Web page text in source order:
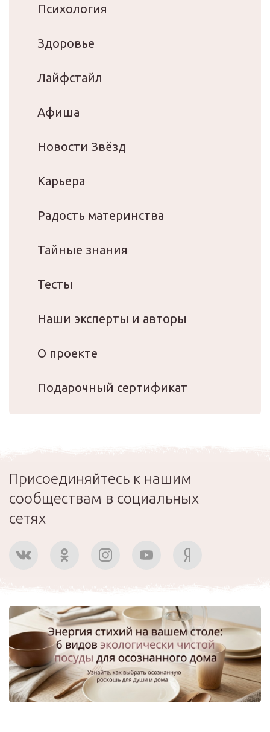
Психология
Здоровье
Лайфстайл
Афиша
Новости Звёзд
Карьера
Радость материнства
Тайные знания
Тесты
Наши эксперты и авторы
О проекте
Подарочный сертификат
Присоединяйтесь к нашим
сообществам в социальных
сетях